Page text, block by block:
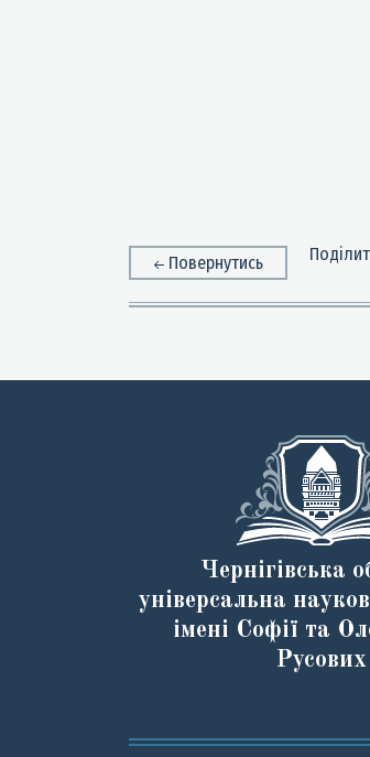
Повернутись
Чернігівська
універсальна
імені Софії та
Русових